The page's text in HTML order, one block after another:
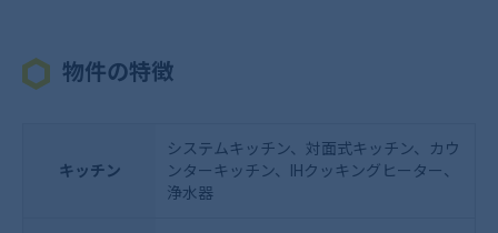
物件の特徴
キッチン
システムキッチン、対面式キッチン、カウ
ンターキッチン、IHクッキングヒーター、
浄水器